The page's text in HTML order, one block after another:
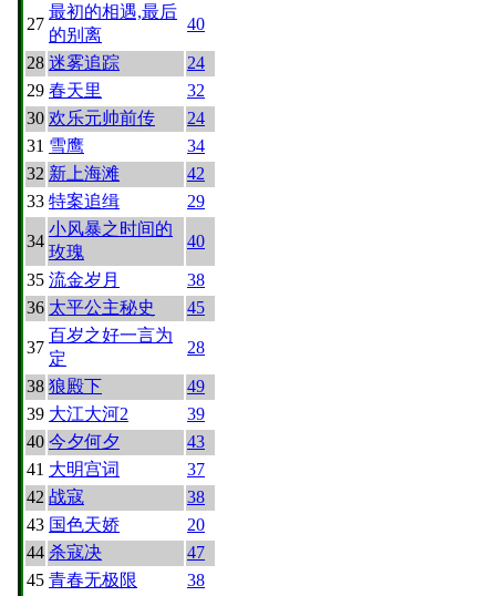
27
最初的相遇,最后
的别离
40
28 迷雾追踪
24
29 春天里
32
30 欢乐元帅前传
24
31 雪鹰
34
32 新上海滩
42
33 特案追缉 29
34
小风暴之时间的
玫瑰
40
35 流金岁月
38
36 太平公主秘史 45
37
百岁之好一言为
定
28
38 狼殿下
49
39 大江大河2
39
40 今夕何夕
43
41 大明宫词
37
42 战寇
38
43 国色天娇
20
44 杀寇决
47
45 青春无极限 38